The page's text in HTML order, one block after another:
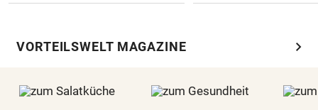
VORTEILSWELT MAGAZINE chevron_right